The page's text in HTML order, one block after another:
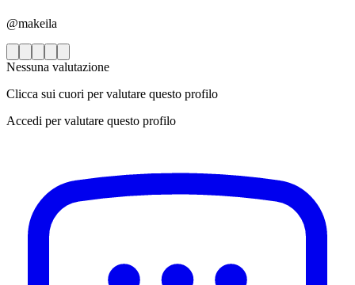
@makeila
Nessuna valutazione
Clicca sui cuori per valutare questo profilo
Accedi per valutare questo profilo